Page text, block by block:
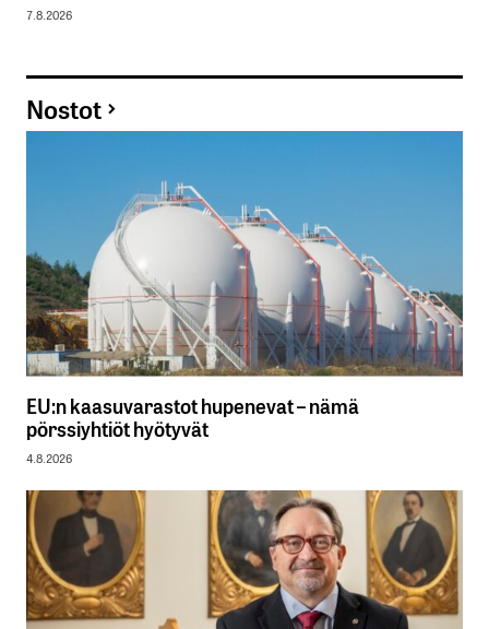
7.8.2026
Nostot
EU:n kaasuvarastot hupenevat – nämä
pörssiyhtiöt hyötyvät
4.8.2026